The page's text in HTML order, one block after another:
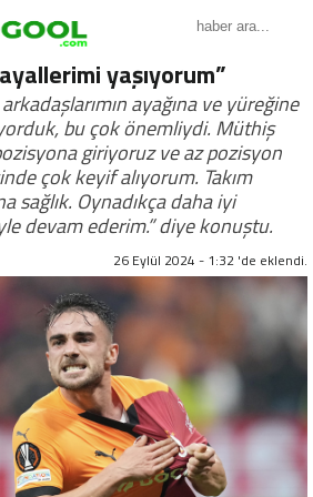
yaşıyorum”
ayağına ve yüreğine
bu çok önemliydi. Müthiş
giriyoruz ve az pozisyon
çok keyif alıyorum. Takım
sağlık. Oynadıkça daha iyi
devam ederim.” diye konuştu.
26 Eylül 2024 - 1:32 'de eklendi.